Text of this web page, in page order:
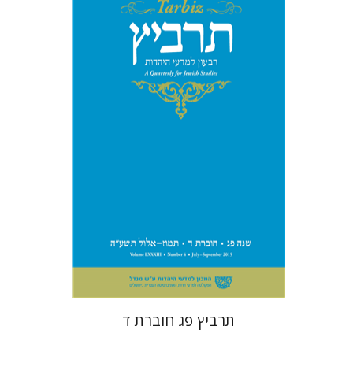
מנחם קיסטר
שולמית אליצור
קטרינה ריגו
$29
$26
תרביץ פג חוברת ד